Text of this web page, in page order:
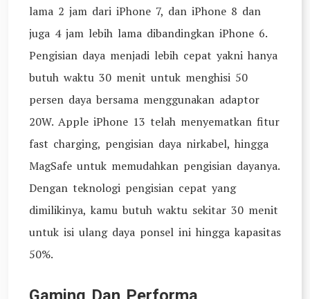
lama 2 jam dari iPhone 7, dan iPhone 8 dan
juga 4 jam lebih lama dibandingkan iPhone 6.
Pengisian daya menjadi lebih cepat yakni hanya
butuh waktu 30 menit untuk menghisi 50
persen daya bersama menggunakan adaptor
20W. Apple iPhone 13 telah menyematkan fitur
fast charging, pengisian daya nirkabel, hingga
MagSafe untuk memudahkan pengisian dayanya.
Dengan teknologi pengisian cepat yang
dimilikinya, kamu butuh waktu sekitar 30 menit
untuk isi ulang daya ponsel ini hingga kapasitas
50%.